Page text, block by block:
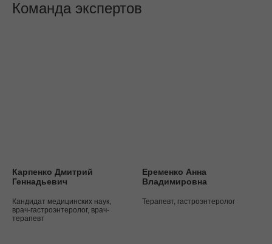
Команда экспертов
Карпенко Дмитрий
Геннадьевич
Кандидат медицинских наук,
врач-гастроэнтеролог, врач-
терапевт
Еременко Анна
Владимировна
Терапевт, гастроэнтеролог